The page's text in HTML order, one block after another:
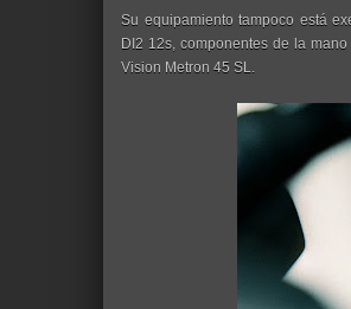
Su equipamiento tampoco está
DI2 12s, componentes de la
Vision Metron 45 SL.